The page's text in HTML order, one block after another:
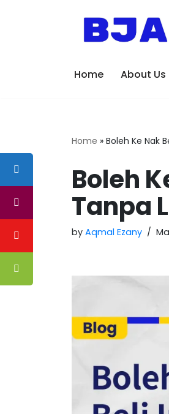
Home About Us
Home » Boleh Ke Nak
Boleh
Tanpa
by Aqmal Ezany